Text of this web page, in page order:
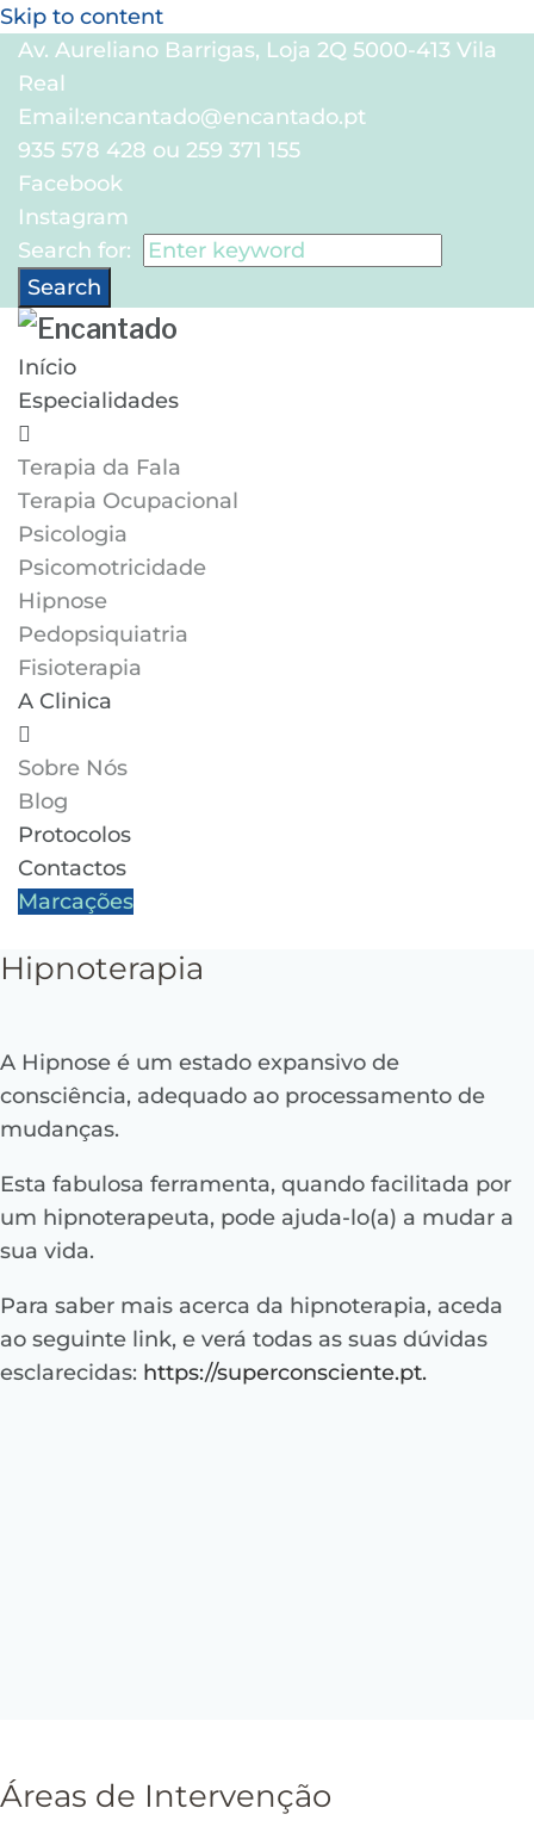
Skip to content
Av. Aureliano Barrigas, Loja 2Q 5000-413 Vila
Real
Email:encantado@encantado.pt
935 578 428 ou 259 371 155
Facebook
Instagram
Search for:
Search
Início
Especialidades
Terapia da Fala
Terapia Ocupacional
Psicologia
Psicomotricidade
Hipnose
Pedopsiquiatria
Fisioterapia
A Clinica
Sobre Nós
Blog
Protocolos
Contactos
Marcações
Hipnoterapia
A Hipnose é um estado expansivo de
consciência, adequado ao processamento de
mudanças.
Esta fabulosa ferramenta, quando facilitada por
um hipnoterapeuta, pode ajuda-lo(a) a mudar a
sua vida.
Para saber mais acerca da hipnoterapia, aceda
ao seguinte link, e verá todas as suas dúvidas
esclarecidas: https://superconsciente.pt.
Áreas de Intervenção